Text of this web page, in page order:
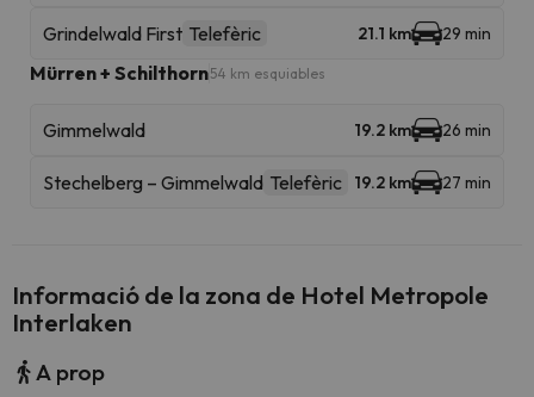
Grindelwald First Telefèric 21.1 km 29 min
Mürren + Schilthorn54 km esquiables
Gimmelwald 19.2 km 26 min
Stechelberg – Gimmelwald Telefèric 19.2 km 27 min
Informació de la zona de Hotel Metropole
Interlaken
A prop